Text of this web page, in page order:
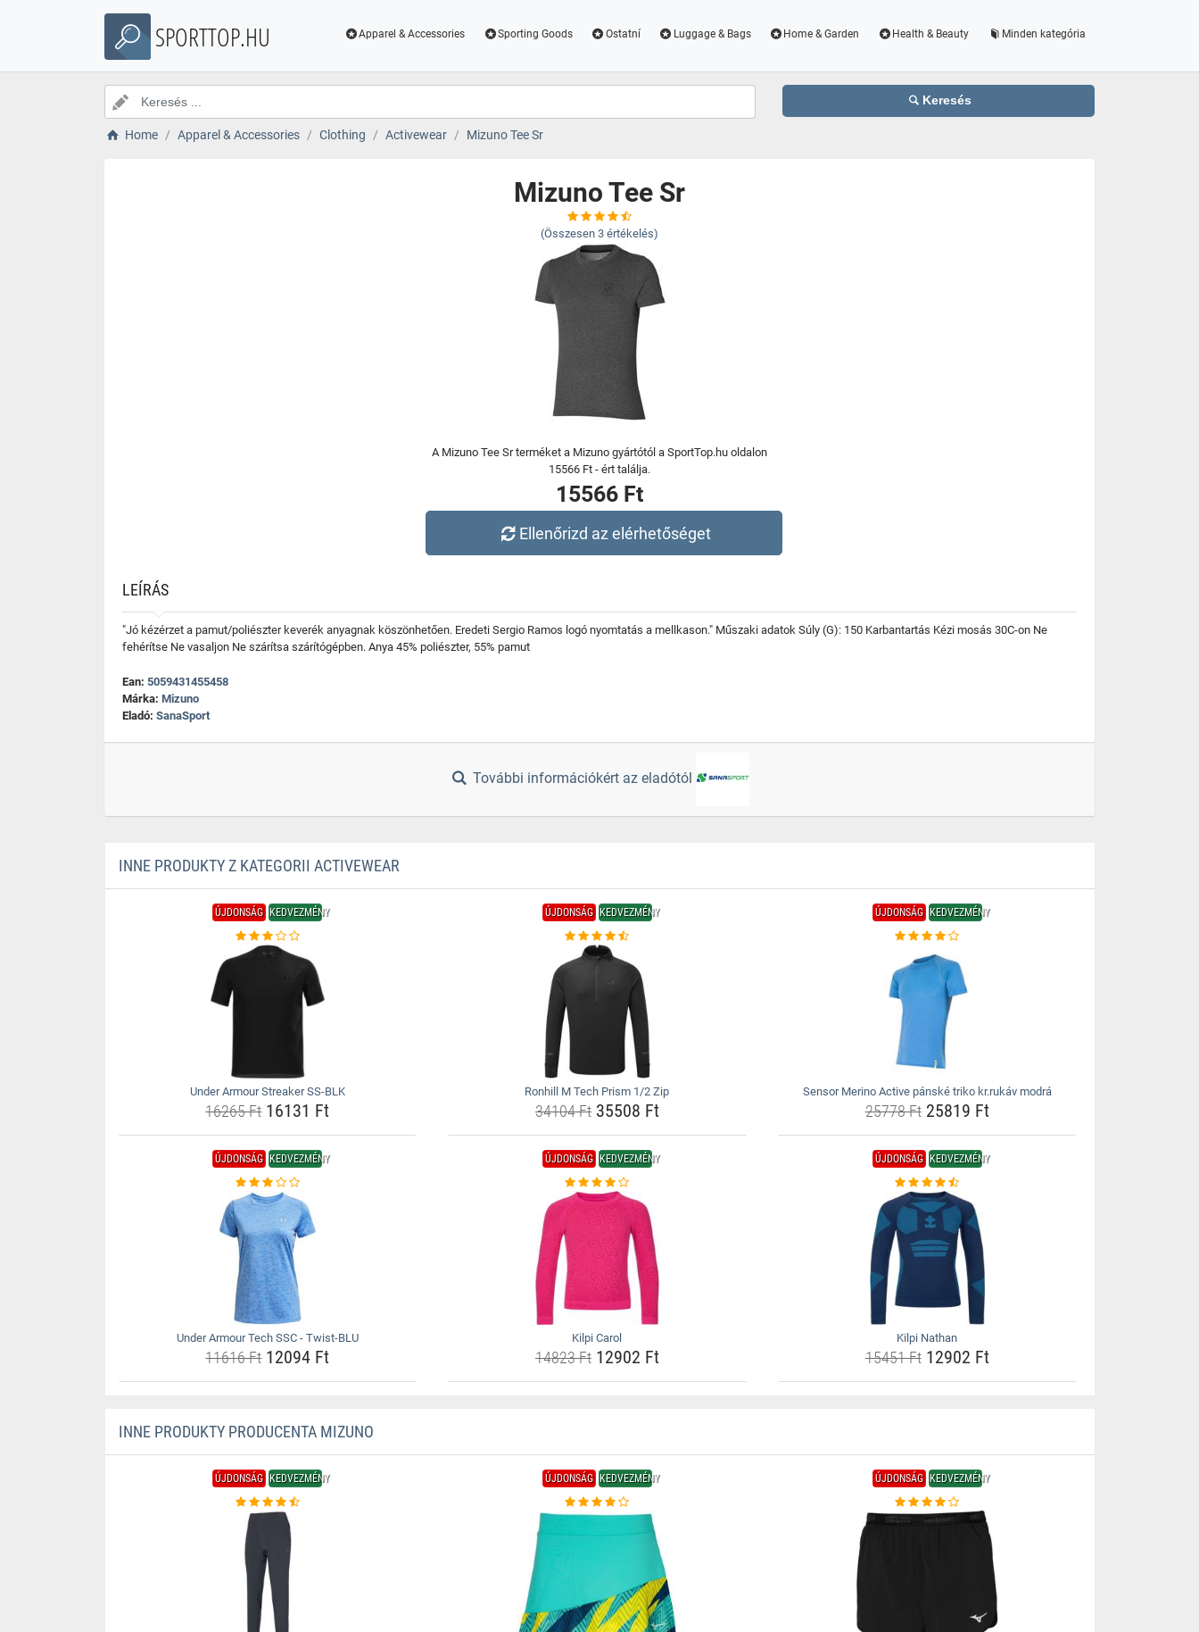
SPORTTOP.HU Apparel & Accessories Sporting Goods Ostatní Luggage & Bags Home & Garden Health & Beauty Minden kategória
Keresés
Home Apparel & Accessories Clothing Activewear Mizuno Tee Sr
Mizuno Tee Sr
(Összesen 3 értékelés)
A Mizuno Tee Sr terméket a Mizuno gyártótól a SportTop.hu oldalon
15566 Ft - ért találja.
15566 Ft
Ellenőrizd az elérhetőséget
LEÍRÁS
"Jó kézérzet a pamut/poliészter keverék anyagnak köszönhetően. Eredeti Sergio Ramos logó nyomtatás a mellkason." Műszaki adatok Súly (G): 150 Karbantartás Kézi mosás 30C-on Ne
fehérítse Ne vasaljon Ne szárítsa szárítógépben. Anya 45% poliészter, 55% pamut
Ean: 5059431455458
Márka: Mizuno
Eladó: SanaSport
További információkért az eladótól
INNE PRODUKTY Z KATEGORII ACTIVEWEAR
ÚJDONSÁG KEDVEZMÉNY
Under Armour Streaker SS-BLK
16265 Ft16131 Ft
ÚJDONSÁG KEDVEZMÉNY
Ronhill M Tech Prism 1/2 Zip
34104 Ft35508 Ft
ÚJDONSÁG KEDVEZMÉNY
Sensor Merino Active pánské triko kr.rukáv modrá
25778 Ft25819 Ft
ÚJDONSÁG KEDVEZMÉNY
Under Armour Tech SSC - Twist-BLU
11616 Ft12094 Ft
ÚJDONSÁG KEDVEZMÉNY
Kilpi Carol
14823 Ft12902 Ft
ÚJDONSÁG KEDVEZMÉNY
Kilpi Nathan
15451 Ft12902 Ft
INNE PRODUKTY PRODUCENTA MIZUNO
ÚJDONSÁG KEDVEZMÉNY ÚJDONSÁG KEDVEZMÉNY ÚJDONSÁG KEDVEZMÉNY